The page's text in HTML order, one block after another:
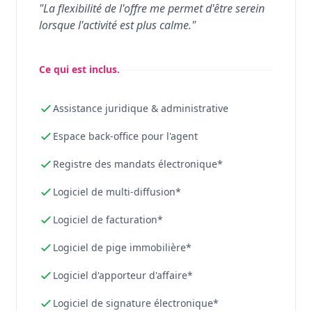
"La flexibilité de l'offre me permet d'être serein
lorsque l'activité est plus calme."
Ce qui est inclus.
Assistance juridique & administrative
Espace back-office pour l'agent
Registre des mandats électronique*
Logiciel de multi-diffusion*
Logiciel de facturation*
Logiciel de pige immobilière*
Logiciel d'apporteur d'affaire*
Logiciel de signature électronique*